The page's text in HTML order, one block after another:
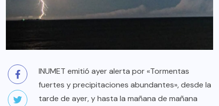
INUMET emitió ayer alerta por «Tormentas
fuertes y precipitaciones abundantes», desde la
tarde de ayer, y hasta la mañana de mañana